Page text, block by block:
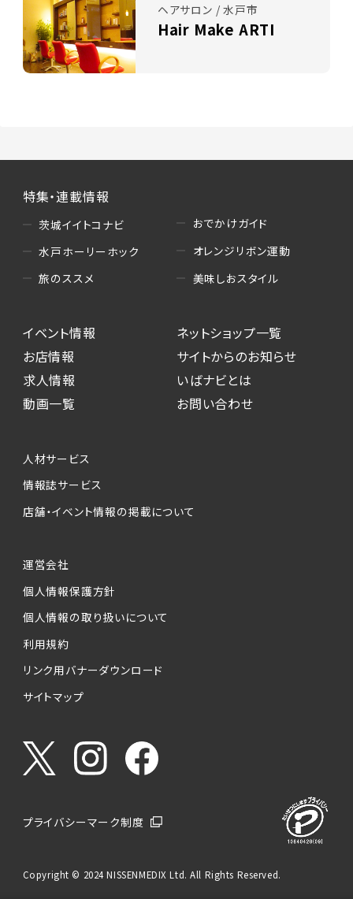
ヘアサロン / 水戸市
Hair Make ARTI
特集・連載情報
茨城イイトコナビ
水戸ホーリーホック
旅のススメ
おでかけガイド
オレンジリボン運動
美味しおスタイル
イベント情報
お店情報
求人情報
動画一覧
ネットショップ一覧
サイトからのお知らせ
いばナビとは
お問い合わせ
人材サービス
情報誌サービス
店舗・イベント情報の掲載について
運営会社
個人情報保護方針
個人情報の取り扱いについて
利用規約
リンク用バナーダウンロード
サイトマップ
プライバシーマーク制度
Copyright © 2024 NISSENMEDIX Ltd. All Rights Reserved.